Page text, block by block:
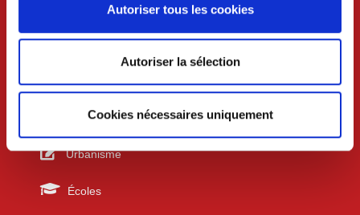
Autoriser tous les cookies
Autoriser la sélection
Cookies nécessaires uniquement
Lundi au mercredi 8h30-12h et 13h30-17h30
Vendredi 8h30-12h et 13h30-17h
Urbanisme
Écoles